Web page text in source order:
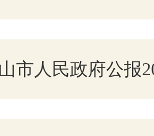
市人民政府公报